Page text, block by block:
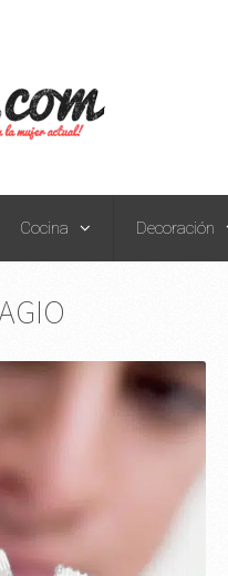
Cocina Decoración